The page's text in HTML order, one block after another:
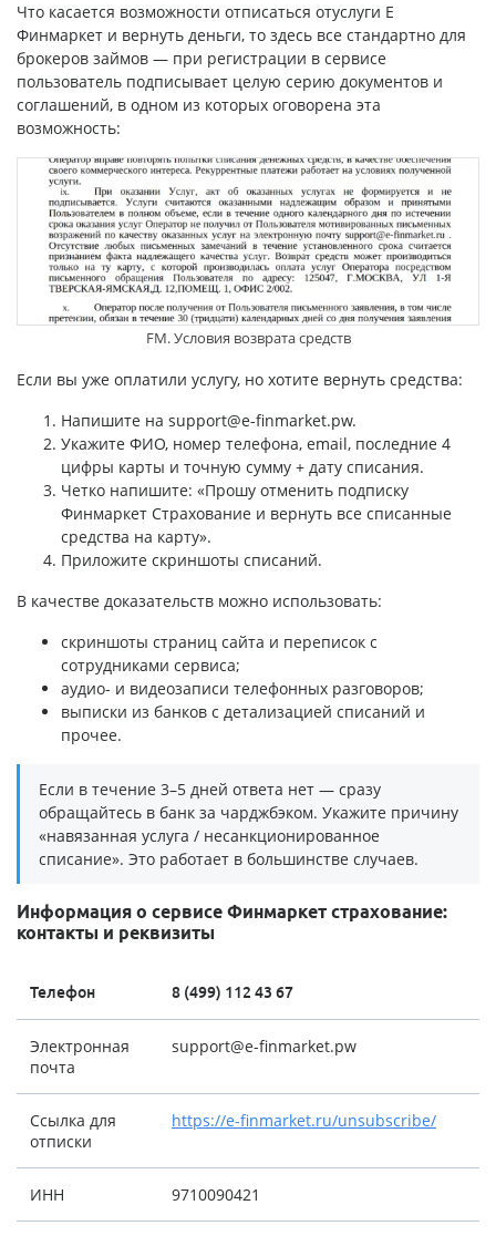
Что касается возможности отписаться отуслуги Е
Финмаркет и вернуть деньги, то здесь все стандартно для
брокеров займов — при регистрации в сервисе
пользователь подписывает целую серию документов и
соглашений, в одном из которых оговорена эта
возможность:
FM. Условия возврата средств
Если вы уже оплатили услугу, но хотите вернуть средства:
Напишите на support@e-finmarket.pw.
Укажите ФИО, номер телефона, email, последние 4
цифры карты и точную сумму + дату списания.
Четко напишите: «Прошу отменить подписку
Финмаркет Страхование и вернуть все списанные
средства на карту».
Приложите скриншоты списаний.
В качестве доказательств можно использовать:
скриншоты страниц сайта и переписок с
сотрудниками сервиса;
аудио- и видеозаписи телефонных разговоров;
выписки из банков с детализацией списаний и
прочее.
Если в течение 3–5 дней ответа нет — сразу
обращайтесь в банк за чарджбэком. Укажите причину
«навязанная услуга / несанкционированное
списание». Это работает в большинстве случаев.
Информация о сервисе Финмаркет страхование:
контакты и реквизиты
Телефон 8 (499) 112 43 67
Электронная
почта
support@e-finmarket.pw
Ссылка для
отписки
https://e-finmarket.ru/unsubscribe/
ИНН 9710090421